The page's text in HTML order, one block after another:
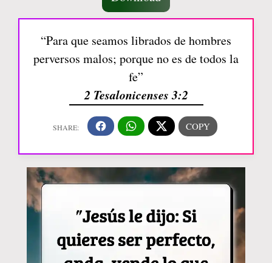
“Para que seamos librados de hombres
perversos malos; porque no es de todos la
fe”
2 Tesalonicenses 3:2